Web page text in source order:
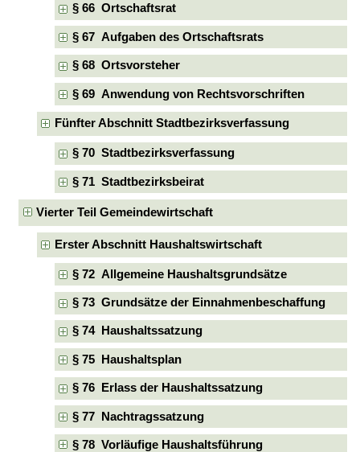
§ 66 Ortschaftsrat
§ 67 Aufgaben des Ortschaftsrats
§ 68 Ortsvorsteher
§ 69 Anwendung von Rechtsvorschriften
Fünfter Abschnitt Stadtbezirksverfassung
§ 70 Stadtbezirksverfassung
§ 71 Stadtbezirksbeirat
Vierter Teil Gemeindewirtschaft
Erster Abschnitt Haushaltswirtschaft
§ 72 Allgemeine Haushaltsgrundsätze
§ 73 Grundsätze der Einnahmenbeschaffung
§ 74 Haushaltssatzung
§ 75 Haushaltsplan
§ 76 Erlass der Haushaltssatzung
§ 77 Nachtragssatzung
§ 78 Vorläufige Haushaltsführung